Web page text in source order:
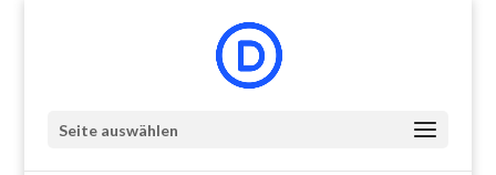
Seite auswählen